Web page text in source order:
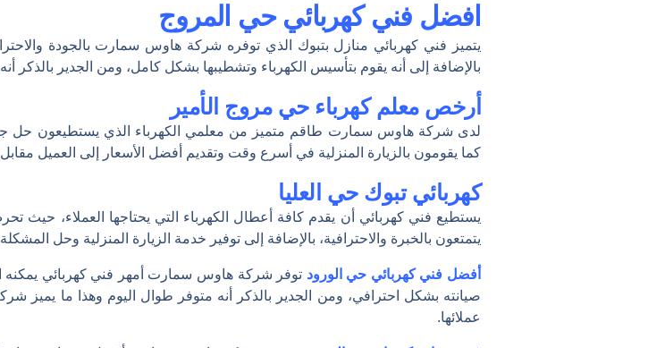
افضل فني كهربائي حي المروج
يتميز فني كهربائي منازل بتبوك الذي توفره شركة هاوس سمارت بالجودة
بالإضافة إلى أنه يقوم بتأسيس الكهرباء وتشطيبها بشكل كامل، ومن الجدير بالذكر
أرخص معلم كهرباء حي مروج الأمير
لدى شركة هاوس سمارت طاقم متميز من معلمي الكهرباء الذي يستطيعون حل
كما يقومون بالزيارة المنزلية في أسرع وقت وتقديم أفضل الأسعار إلى العميل
كهربائي تبوك حي العليا
يستطيع فني كهربائي أن يقدم كافة أعطال الكهرباء التي يحتاجها العملاء، حيث
يتمتعون بالخبرة والاحترافية، بالإضافة إلى توفير خدمة الزيارة المنزلية وحل
أفضل فني كهربائي حي الورود توفر شركة هاوس سمارت أمهر فني كهربائي يمكنه
صيانته بشكل احترافي، ومن الجدير بالذكر أنه متوفر طوال اليوم وهذا ما يميز
عملائها.